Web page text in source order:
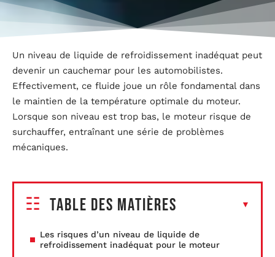
Un niveau de liquide de refroidissement inadéquat peut
devenir un cauchemar pour les automobilistes.
Effectivement, ce fluide joue un rôle fondamental dans
le maintien de la température optimale du moteur.
Lorsque son niveau est trop bas, le moteur risque de
surchauffer, entraînant une série de problèmes
mécaniques.
Table des matières
Les risques d’un niveau de liquide de
refroidissement inadéquat pour le moteur